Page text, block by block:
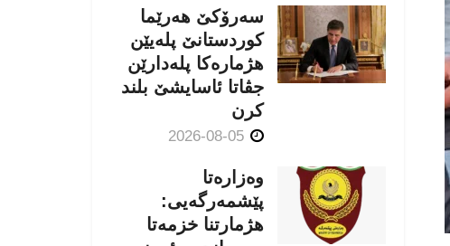
سەرۆکێ هەرێما
کوردستانێ پلەیێن
هژمارەكا پلەدارێن
جڤاتا ئاسایشێ بلند
كرن
وەزارەتا
پێشمەرگەیی:
هژمارتنا خزمەتا